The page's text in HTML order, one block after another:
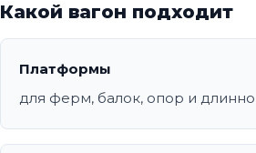
Какой вагон подходит
Платформы
для ферм, балок, опор и